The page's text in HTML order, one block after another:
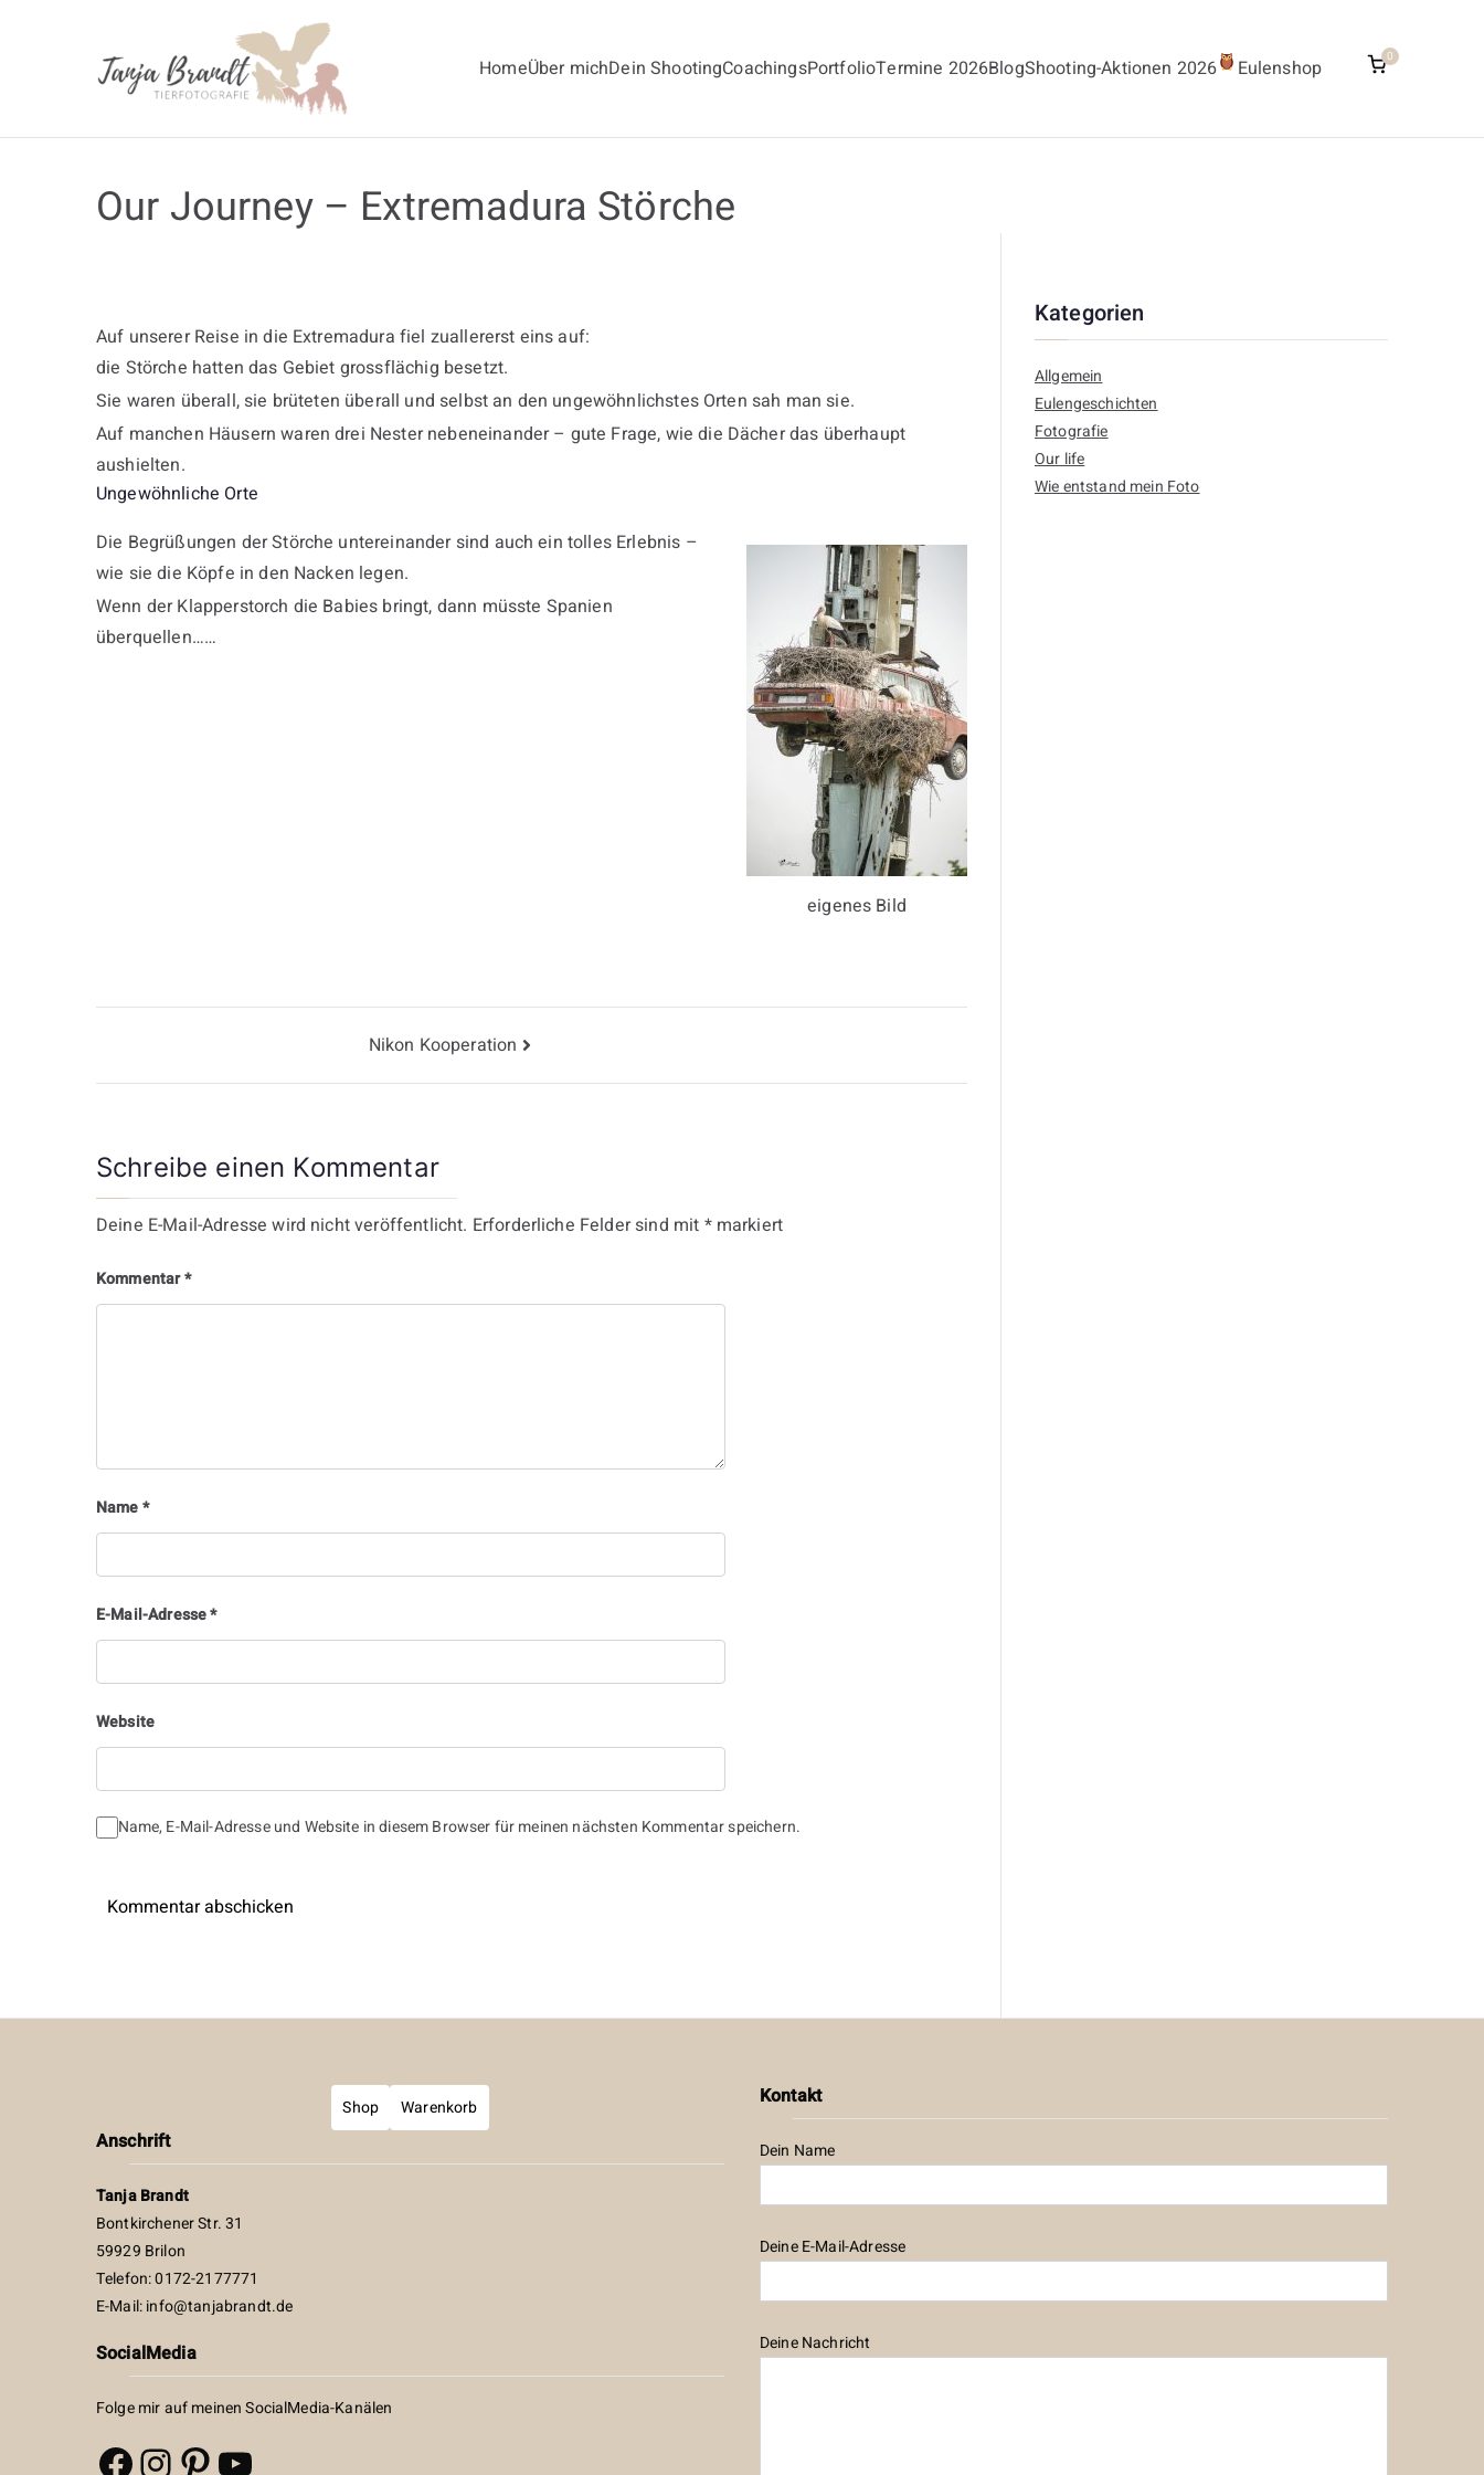
HomeÜber michDein ShootingCoachingsPortfolioTermine 2026BlogShooting-Aktionen 2026 Eulenshop 0
Our Journey – Extremadura Störche
Auf unserer Reise in die Extremadura fiel zuallererst eins auf:
die Störche hatten das Gebiet grossflächig besetzt.
Sie waren überall, sie brüteten überall und selbst an den ungewöhnlichstes Orten sah man sie.
Auf manchen Häusern waren drei Nester nebeneinander – gute Frage, wie die Dächer das überhaupt
aushielten.
Ungewöhnliche Orte
eigenes Bild
Die Begrüßungen der Störche untereinander sind auch ein tolles Erlebnis –
wie sie die Köpfe in den Nacken legen.
Wenn der Klapperstorch die Babies bringt, dann müsste Spanien
überquellen……
Nikon Kooperation
Schreibe einen Kommentar
Deine E-Mail-Adresse wird nicht veröffentlicht. Erforderliche Felder sind mit *markiert
Kommentar*
Name*
E-Mail-Adresse*
Website
Name, E-Mail-Adresse und Website in diesem Browser für meinen nächsten Kommentar speichern.
Kategorien
Allgemein
Eulengeschichten
Fotografie
Our life
Wie entstand mein Foto
Shop Warenkorb
Anschrift
Tanja Brandt
Bontkirchener Str. 31
59929 Brilon
Telefon: 0172-2177771
E-Mail:info@tanjabrandt.de
SocialMedia
Folge mir auf meinen SocialMedia-Kanälen
Facebook
Instagram
Pinterest
YouTube
Kontakt
Dein Name
Deine E-Mail-Adresse
Deine Nachricht